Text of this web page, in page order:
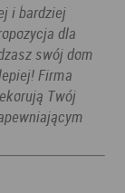
i bardziej
dla
swój dom
Firma
Twój